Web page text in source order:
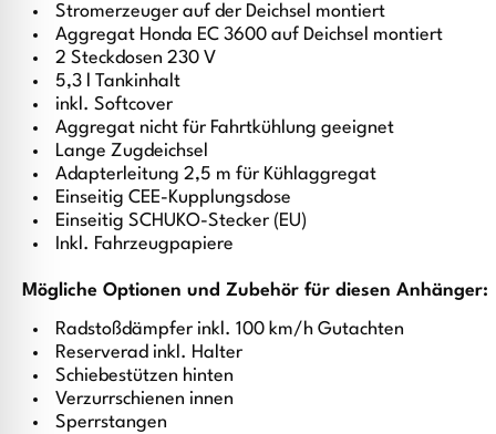
Stromerzeuger auf der Deichsel montiert
Aggregat Honda EC 3600 auf Deichsel montiert
2 Steckdosen 230 V
5,3 l Tankinhalt
inkl. Softcover
Aggregat nicht für Fahrtkühlung geeignet
Lange Zugdeichsel
Adapterleitung 2,5 m für Kühlaggregat
Einseitig CEE-Kupplungsdose
Einseitig SCHUKO-Stecker (EU)
Inkl. Fahrzeugpapiere
Mögliche Optionen und Zubehör für diesen Anhänger:
Radstoßdämpfer inkl. 100 km/h Gutachten
Reserverad inkl. Halter
Schiebestützen hinten
Verzurrschienen innen
Sperrstangen